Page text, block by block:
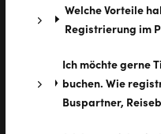
Welche Vorteile
Registrierung im
Ich möchte gerne
buchen. Wie
Buspartner,